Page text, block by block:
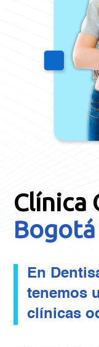
Clínica
Bogotá
En
tenemos
clínicas